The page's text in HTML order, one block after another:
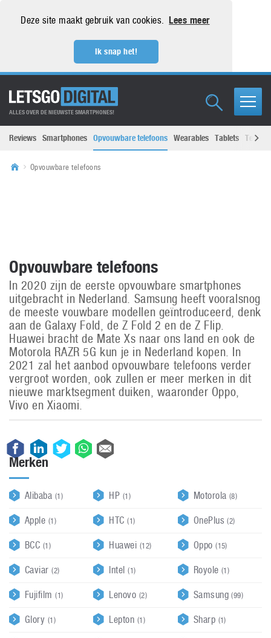
Deze site maakt gebruik van cookies. Lees meer
Ik snap het!
ALLES OVER DE NIEUWSTE SMARTPHONES!
Reviews Smartphones Opvouwbare telefoons Wearables Tablets
Opvouwbare telefoons
Opvouwbare telefoons
In 2020 zijn de eerste opvouwbare smartphones
uitgebracht in Nederland. Samsung heeft vooralsnog
de meeste vouwbare modellen geïntroduceerd, denk
aan de Galaxy Fold, de Z Fold 2 en de Z Flip.
Huawei bracht de Mate Xs naar ons land en ook de
Motorola RAZR 5G kun je in Nederland kopen. In
2021 zal het aanbod opvouwbare telefoons verder
vergroot worden, ook zullen er meer merken in dit
nieuwe marktsegment duiken, waaronder Oppo,
Vivo en Xiaomi.
Merken
Alibaba (1)
Apple (1)
BCC (1)
Caviar(2)
Fujifilm(1)
Glory (1)
HP (1)
HTC(1)
Huawei (12)
Intel(1)
Lenovo (2)
Lepton (1)
Motorola (8)
OnePlus(2)
Oppo(15)
Royole(1)
Samsung(99)
Sharp (1)